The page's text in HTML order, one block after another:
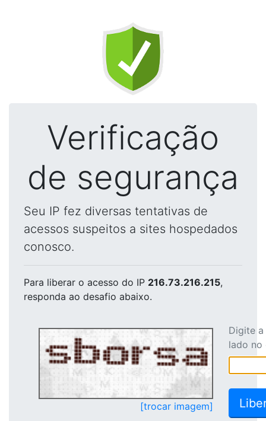
Verificação
de segurança
Seu IP fez diversas tentativas de
acessos suspeitos a sites hospedados
conosco.
Para liberar o acesso do IP 216.73.216.215,
responda ao desafio abaixo.
[trocar imagem]
Digite
lado no